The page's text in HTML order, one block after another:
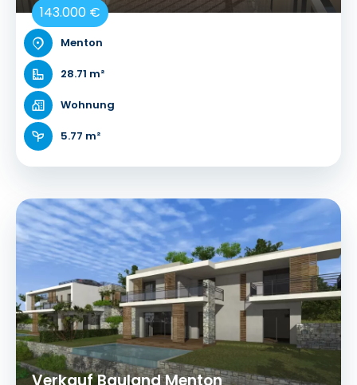
143.000 €
Menton
28.71 m²
Wohnung
5.77 m²